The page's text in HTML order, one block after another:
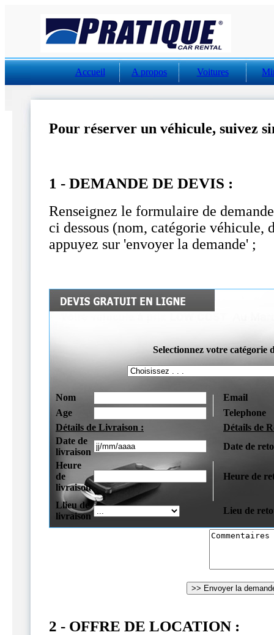
Accueil A propos Voitures
Pour réserver un véhicule, suivez
1 - DEMANDE DE DEVIS :
Renseignez le formulaire de
ci dessous (nom, catégorie
appuyez sur 'envoyer la demande' ;
Selectionnez votre catégorie
Nom
Email
Age
Telephone
Détails de Livraison :
Détails de
Date de
livraison
Date de
Heure
de
livraison
Heure de
Llieu de
livraison
Lieu de
2 - OFFRE DE LOCATION :